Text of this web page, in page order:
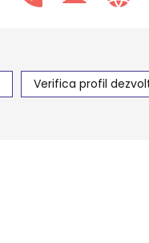
Verifica profil